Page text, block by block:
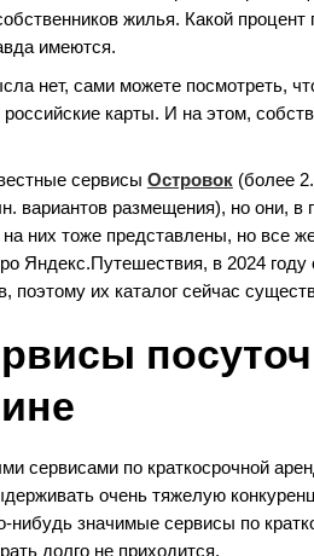
жилья. Какой
имеются.
нет, сами можете посмотреть,
карты. И на этом,
сервисы Островок(более
вариантов размещения), но они,
них тоже представлены, но все
Яндекс.Путешествия, в 2024
поэтому их каталог сейчас
сервисами по краткосрочной
очень тяжелую
нибудь значимые сервисы по
долго не приходится.